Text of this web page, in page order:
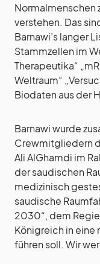
Normalmenschen
verstehen. Das
Barnawi’s langer
Stammzellen im
Therapeutika“
Weltraum“
Biodaten aus der
Barnawi wurde
Crewmitgliedern
Ali AlGhamdi im
der saudischen
medizinisch
saudische
2030“, dem
Königreich in eine
führen soll. Wir